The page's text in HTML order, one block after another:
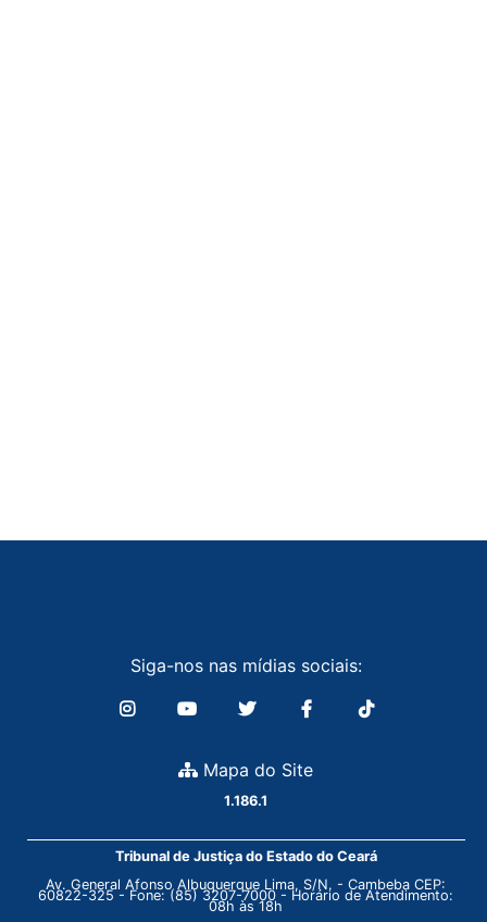
Siga-nos nas mídias sociais:
Mapa do Site
1.186.1
Tribunal de Justiça do Estado do Ceará
Av. General Afonso Albuquerque Lima, S/N. - Cambeba CEP:
60822-325 - Fone: (85) 3207-7000 - Horário de Atendimento:
08h às 18h